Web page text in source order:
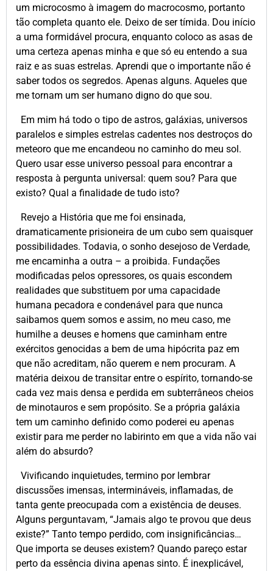
um microcosmo à imagem do macrocosmo, portanto
tão completa quanto ele. Deixo de ser tímida. Dou início
a uma formidável procura, enquanto coloco as asas de
uma certeza apenas minha e que só eu entendo a sua
raiz e as suas estrelas. Aprendi que o importante não é
saber todos os segredos. Apenas alguns. Aqueles que
me tornam um ser humano digno do que sou.
Em mim há todo o tipo de astros, galáxias, universos
paralelos e simples estrelas cadentes nos destroços do
meteoro que me encandeou no caminho do meu sol.
Quero usar esse universo pessoal para encontrar a
resposta à pergunta universal: quem sou? Para que
existo? Qual a finalidade de tudo isto?
Revejo a História que me foi ensinada,
dramaticamente prisioneira de um cubo sem quaisquer
possibilidades. Todavia, o sonho desejoso de Verdade,
me encaminha a outra – a proibida. Fundações
modificadas pelos opressores, os quais escondem
realidades que substituem por uma capacidade
humana pecadora e condenável para que nunca
saibamos quem somos e assim, no meu caso, me
humilhe a deuses e homens que caminham entre
exércitos genocidas a bem de uma hipócrita paz em
que não acreditam, não querem e nem procuram. A
matéria deixou de transitar entre o espírito, tornando-se
cada vez mais densa e perdida em subterrâneos cheios
de minotauros e sem propósito. Se a própria galáxia
tem um caminho definido como poderei eu apenas
existir para me perder no labirinto em que a vida não vai
além do absurdo?
Vivificando inquietudes, termino por lembrar
discussões imensas, intermináveis, inflamadas, de
tanta gente preocupada com a existência de deuses.
Alguns perguntavam, “Jamais algo te provou que deus
existe?” Tanto tempo perdido, com insignificâncias…
Que importa se deuses existem? Quando pareço estar
perto da essência divina apenas sinto. É inexplicável,